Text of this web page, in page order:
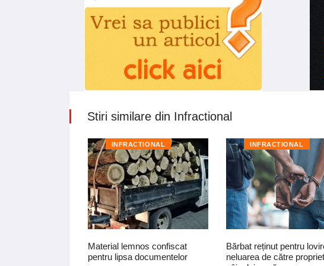
Stiri similare din Infractional
INFRACTIONAL
Material lemnos confiscat
pentru lipsa documentelor
INFRACTIONAL
Bărbat reținut pentru
neluarea de către